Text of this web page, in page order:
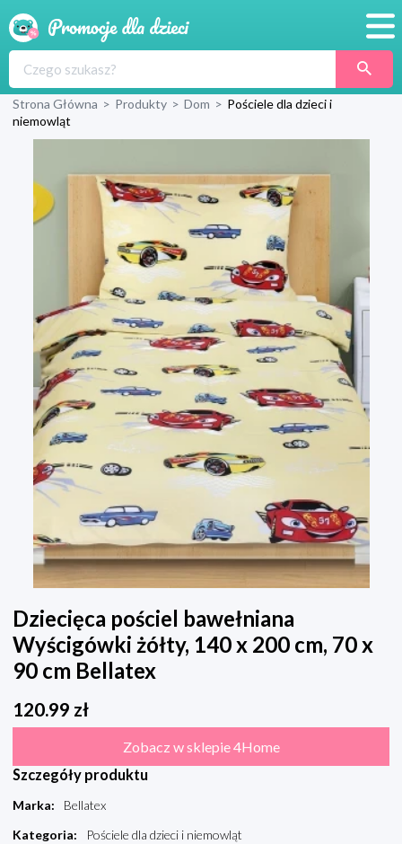
Produkty
Blog
Wyprawka
Strona Główna > Produkty > Dom > Pościele dla dzieci i
niemowląt
Dziecięca pościel bawełniana
Wyścigówki żółty, 140 x 200 cm, 70 x
90 cm Bellatex
120.99 zł
Zobacz w sklepie 4Home
Szczegóły produktu
Marka:
Bellatex
Kategoria:
Pościele dla dzieci i niemowląt